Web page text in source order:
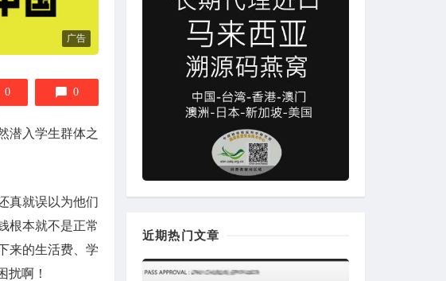
广告
0 0
潜入学生群体之
真就误以为他们
根本就不是正常
来的生活费、学
扰啊！
近期热门文章